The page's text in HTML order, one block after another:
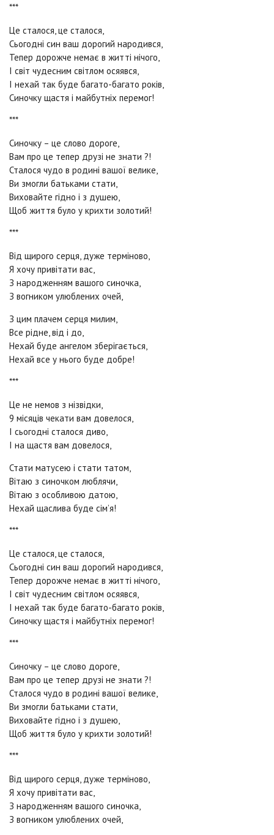
***
Це сталося, це сталося,
Сьогодні син ваш дорогий народився,
Тепер дорожче немає в житті нічого,
І світ чудесним світлом осяявся,
І нехай так буде багато-багато років,
Синочку щастя і майбутніх перемог!
***
Синочку – це слово дороге,
Вам про це тепер друзі не знати ?!
Сталося чудо в родині вашої велике,
Ви змогли батьками стати,
Виховайте гідно і з душею,
Щоб життя було у крихти золотий!
***
Від щирого серця, дуже терміново,
Я хочу привітати вас,
З народженням вашого синочка,
З вогником улюблених очей,
З цим плачем серця милим,
Все рідне, від і до,
Нехай буде ангелом зберігається,
Нехай все у нього буде добре!
***
Це не немов з нізвідки,
9 місяців чекати вам довелося,
І сьогодні сталося диво,
І на щастя вам довелося,
Стати матусею і стати татом,
Вітаю з синочком люблячи,
Вітаю з особливою датою,
Нехай щаслива буде сім’я!
***
Це сталося, це сталося,
Сьогодні син ваш дорогий народився,
Тепер дорожче немає в житті нічого,
І світ чудесним світлом осяявся,
І нехай так буде багато-багато років,
Синочку щастя і майбутніх перемог!
***
Синочку – це слово дороге,
Вам про це тепер друзі не знати ?!
Сталося чудо в родині вашої велике,
Ви змогли батьками стати,
Виховайте гідно і з душею,
Щоб життя було у крихти золотий!
***
Від щирого серця, дуже терміново,
Я хочу привітати вас,
З народженням вашого синочка,
З вогником улюблених очей,